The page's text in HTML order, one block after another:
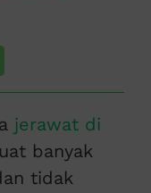
jerawat di
banyak
tidak